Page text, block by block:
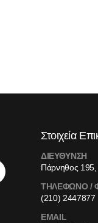
Στοιχεία
ΔΙΕΥΘΥΝΣΗ
Πάρνηθος
ΤΗΛΕΦΩΝΟ /
(210) 2447877
EMAIL